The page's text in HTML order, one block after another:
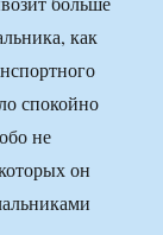
как
спокойно
не
он